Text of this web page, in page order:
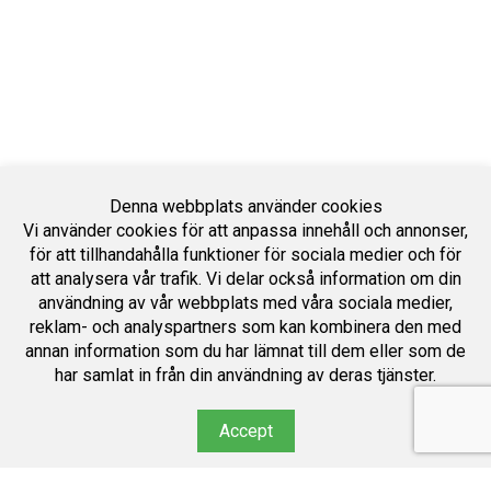
Denna webbplats använder cookies
Vi använder cookies för att anpassa innehåll och annonser,
för att tillhandahålla funktioner för sociala medier och för
att analysera vår trafik. Vi delar också information om din
användning av vår webbplats med våra sociala medier,
reklam- och analyspartners som kan kombinera den med
annan information som du har lämnat till dem eller som de
har samlat in från din användning av deras tjänster.
Accept